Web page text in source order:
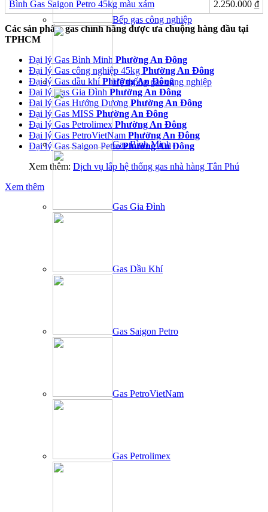
Bình Gas Saigon Petro 45kg màu xám 2.250.000 ₫
Các sản phẩm gas chính hãng được ưa chuộng hàng đầu tại
TPHCM
Đại lý Gas Bình Minh Phường An Đông
Đại lý Gas công nghiệp 45kg Phường An Đông
Đại lý Gas dầu khíPhường An Đông
Đại lý Gas Gia Đình Phường An Đông
Đại lý Gas Hướng Dương Phường An Đông
Đại lý Gas MISS Phường An Đông
Đại lý Gas Petrolimex Phường An Đông
Đại lý Gas PetroVietNam Phường An Đông
Đại lý Gas Saigon PetroPhường An Đông
Xem thêm: Dịch vụ lắp hệ thống gas nhà hàng Tân Phú
Xem thêm
Bếp gas công nghiệp
Hệ thống gas công nghiệp
Gas Bình Minh
Gas Gia Đình
Gas Dầu Khí
Gas Saigon Petro
Gas PetroVietNam
Gas Petrolimex